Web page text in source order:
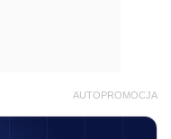
AUTOPROMOCJA